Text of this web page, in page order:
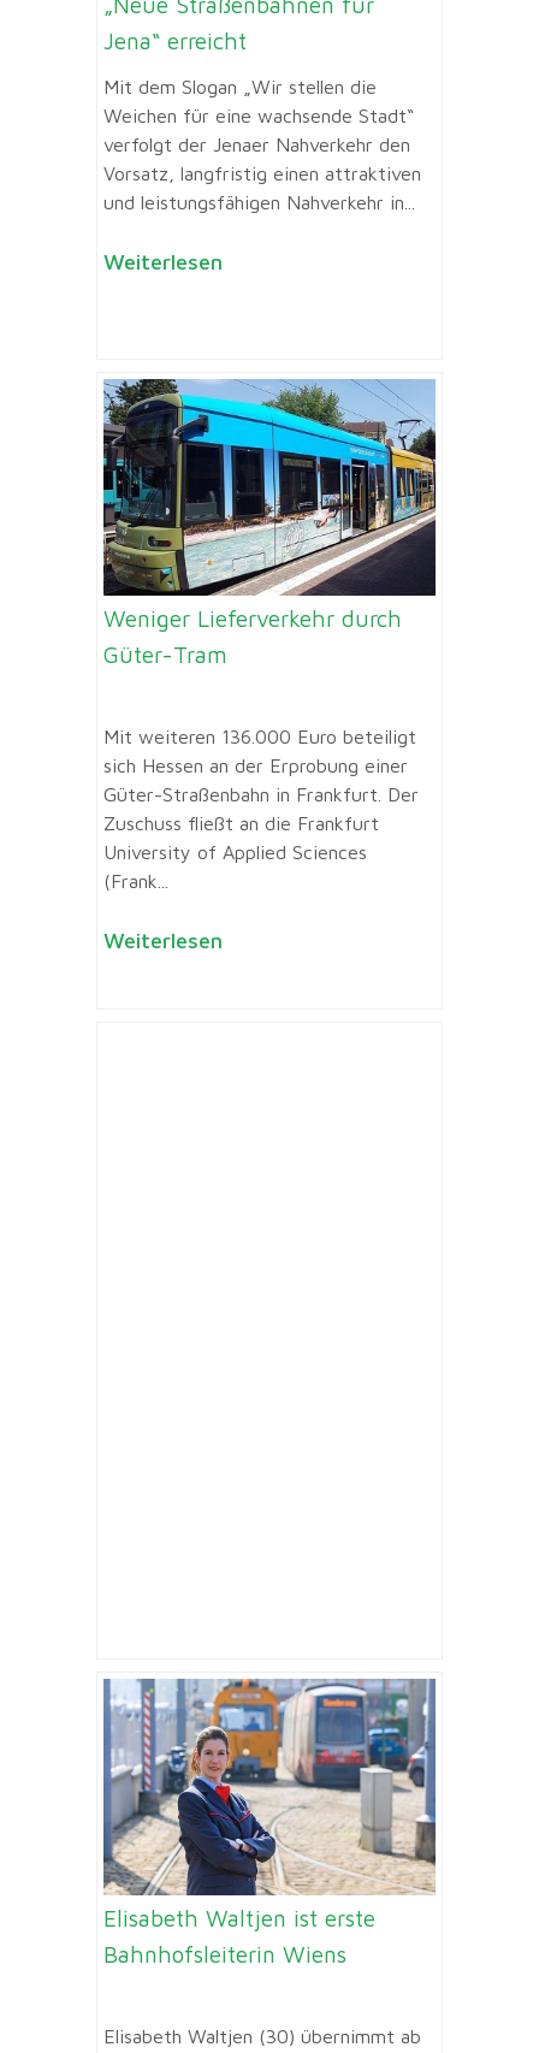
Jena“ erreicht
Mit dem Slogan „Wir stellen die
Weichen für eine wachsende Stadt“
verfolgt der Jenaer Nahverkehr den
Vorsatz, langfristig einen attraktiven
und leistungsfähigen Nahverkehr in...
Weiterlesen
Weniger Lieferverkehr durch
Güter-Tram
Mit weiteren 136.000 Euro beteiligt
sich Hessen an der Erprobung einer
Güter-Straßenbahn in Frankfurt. Der
Zuschuss fließt an die Frankfurt
University of Applied Sciences
(Frank...
Weiterlesen
Elisabeth Waltjen ist erste
Bahnhofsleiterin Wiens
Elisabeth Waltjen (30) übernimmt ab